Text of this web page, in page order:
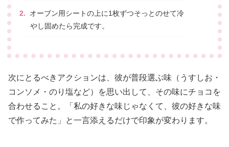
オーブン用シートの上に1枚ずつそっとのせて冷
やし固めたら完成です。
次にとるべきアクションは、彼が普段選ぶ味（うすしお・
コンソメ・のり塩など）を思い出して、その味にチョコを
合わせること。「私の好きな味じゃなくて、彼の好きな味
で作ってみた」と一言添えるだけで印象が変わります。